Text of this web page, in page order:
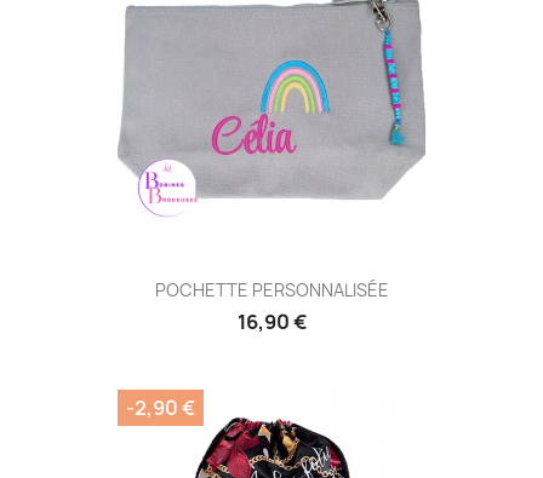
POCHETTE PERSONNALISÉE
16,90 €
-2,90 €